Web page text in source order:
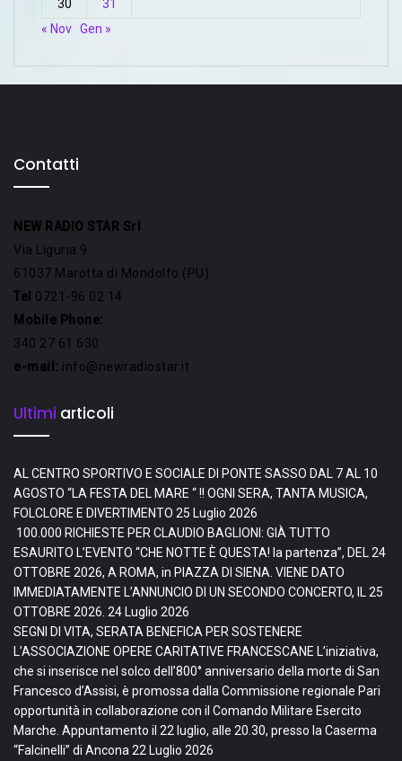
30
31
« Nov Gen »
Contatti
NEW RADIO STAR Srl
Via Liguria 9
61037 Marotta di Mondolfo (PU)
Tel 0721-96 02 14
Mobile Phone:
340 27 61 630
e-mail: info@newradiostar.it
Ultimi articoli
AL CENTRO SPORTIVO E SOCIALE DI PONTE SASSO DAL 7 AL 10
AGOSTO “LA FESTA DEL MARE “ !! OGNI SERA, TANTA MUSICA,
FOLCLORE E DIVERTIMENTO 25 Luglio 2026
100.000 RICHIESTE PER CLAUDIO BAGLIONI: GIÀ TUTTO
ESAURITO L’EVENTO “CHE NOTTE È QUESTA! la partenza”, DEL 24
OTTOBRE 2026, A ROMA, in PIAZZA DI SIENA. VIENE DATO
IMMEDIATAMENTE L’ANNUNCIO DI UN SECONDO CONCERTO, IL 25
OTTOBRE 2026. 24 Luglio 2026
SEGNI DI VITA, SERATA BENEFICA PER SOSTENERE
L’ASSOCIAZIONE OPERE CARITATIVE FRANCESCANE L’iniziativa,
che si inserisce nel solco dell’800° anniversario della morte di San
Francesco d’Assisi, è promossa dalla Commissione regionale Pari
opportunità in collaborazione con il Comando Militare Esercito
Marche. Appuntamento il 22 luglio, alle 20.30, presso la Caserma
“Falcinelli” di Ancona 22 Luglio 2026